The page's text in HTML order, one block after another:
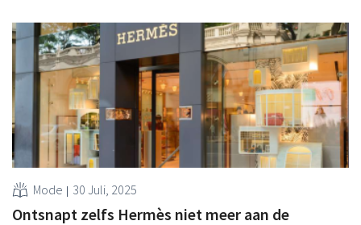
Mode 30 Juli, 2025
Ontsnapt zelfs Hermès niet meer aan de